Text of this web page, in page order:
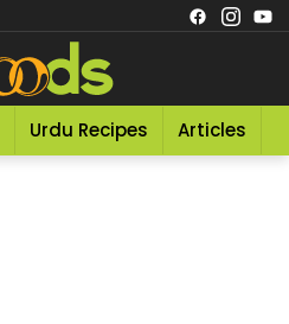
Urdu Recipes Articles